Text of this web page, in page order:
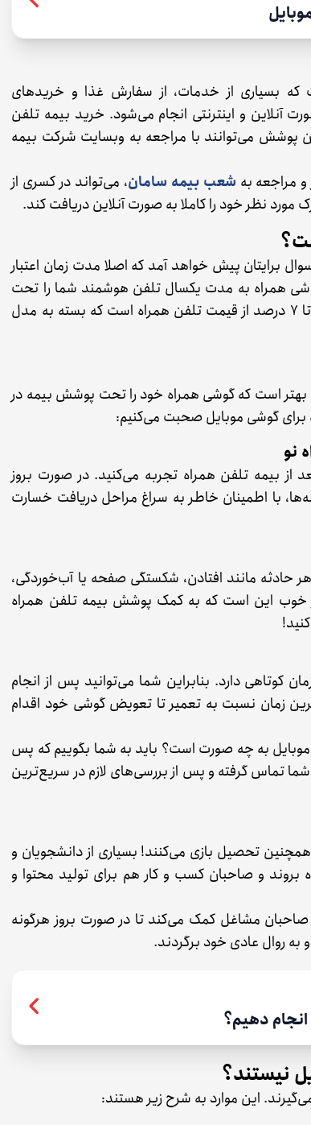
که بسیاری از خدمات، از سفارش غذا و خریدهای
آنلاین و اینترنتی انجام می‌شود. خرید بیمه تلفن
پوشش می‌توانند با مراجعه به وبسایت شرکت بیمه‌
شعب بیمه سامان، می‌تواند در کسری از
مورد نظر خود را کاملا به صورت آنلاین دریافت کند.
برایتان پیش خواهد آمد که اصلا مدت زمان اعتبار
همراه به مدت یکسال تلفن هوشمند شما را تحت
پوشش قرار می‌دهد. مبلغ حق بیمه گوشی هم معمولا بین ۶ تا ۷ درصد از قیمت تلفن همراه است که بسته به مدل
است که گوشی همراه خود را تحت پوشش بیمه در
برای گوشی موبایل صحبت می‌کنیم:
بیمه تلفن همراه تجربه می‌کنید. در صورت بروز
با اطمینان خاطر به سراغ مراحل دریافت خسارت
حادثه‌ مانند افتادن، شکستگی صفحه یا آب‌خوردگی،
خوب این است که به کمک پوشش بیمه تلفن همراه
کوتاهی دارد. بنابراین شما می‌توانید پس از انجام
زمان نسبت به تعمیر تا تعویض گوشی خود اقدام
به چه صورت است؟ باید به شما بگوییم که پس
شما تماس گرفته و پس از بررسی‌های لازم در سریع‌ترین
تحصیل بازی می‌کنند! بسیاری از دانشجویان و
بروند و صاحبان کسب و کار هم برای تولید محتوا و
صاحبان مشاغل کمک می‌کند تا در صورت بروز هرگونه
روال عادی خود برگردند.
دهیم؟
نیستند؟
این موارد به شرح زیر هستند: